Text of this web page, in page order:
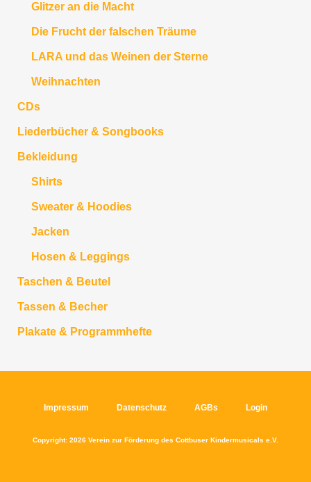
Glitzer an die Macht
Die Frucht der falschen Träume
LARA und das Weinen der Sterne
Weihnachten
CDs
Liederbücher & Songbooks
Bekleidung
Shirts
Sweater & Hoodies
Jacken
Hosen & Leggings
Taschen & Beutel
Tassen & Becher
Plakate & Programmhefte
Impressum Datenschutz AGBs Login
Copyright: 2026 Verein zur Förderung des Cottbuser Kindermusicals e.V.